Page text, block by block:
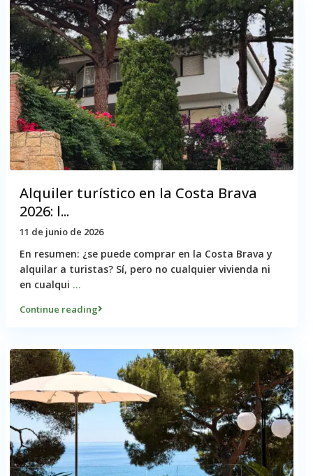
Alquiler turístico en la Costa Brava
2026: l...
11 de junio de 2026
En resumen: ¿se puede comprar en la Costa Brava y
alquilar a turistas? Sí, pero no cualquier vivienda ni
en cualqui ...
Continue reading